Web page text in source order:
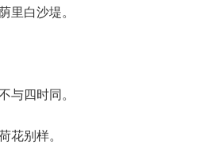
里白沙堤。
与四时同。
花别样。